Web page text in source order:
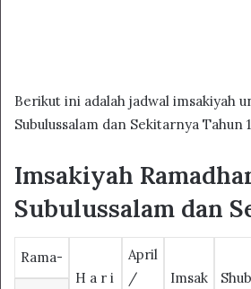
Berikut ini adalah jadwal imsakiyah
Subulussalam dan Sekitarnya Tahun
Imsakiyah
Subulussalam dan
Rama-
H a r i
April
/
Imsak